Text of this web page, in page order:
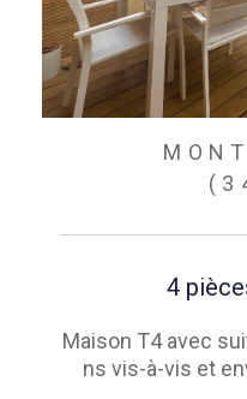
4
Maison T4 avec
ns vis-à-vis et